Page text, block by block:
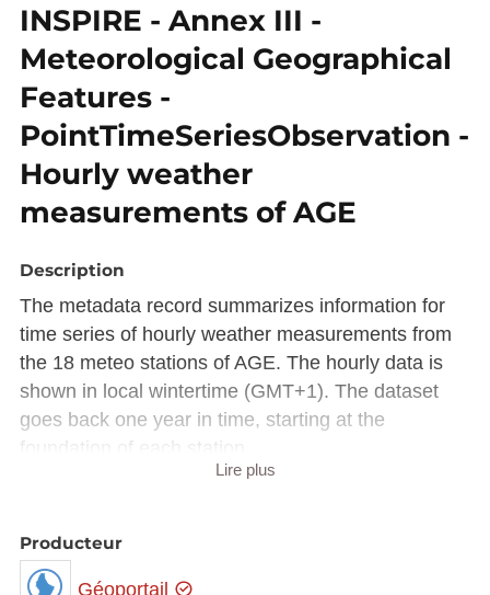
INSPIRE - Annex III -
Meteorological Geographical
Features -
PointTimeSeriesObservation -
Hourly weather
measurements of AGE
Description
The metadata record summarizes information for
time series of hourly weather measurements from
the 18 meteo stations of AGE. The hourly data is
shown in local wintertime (GMT+1). The dataset
goes back one year in time, starting at the
foundation of each station.
The kind of measurements differ from station to
This dataset is available via the WMS Time
https://wms.inspire.geoportail.lu/geoserver/mf/wms
Lire plus
Producteur
Géoportail